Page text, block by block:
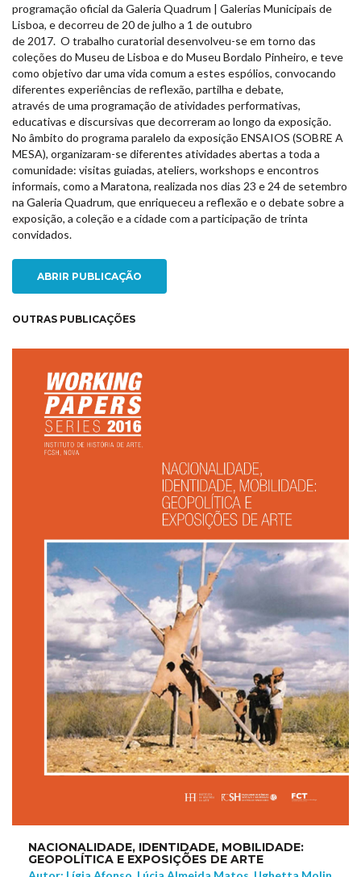
programação oficial da Galeria Quadrum | Galerias Municipais de
Lisboa, e decorreu de 20 de julho a 1 de outubro
de 2017. O trabalho curatorial desenvolveu-se em torno das
coleções do Museu de Lisboa e do Museu Bordalo Pinheiro, e teve
como objetivo dar uma vida comum a estes espólios, convocando
diferentes experiências de reflexão, partilha e debate,
através de uma programação de atividades performativas,
educativas e discursivas que decorreram ao longo da exposição.
No âmbito do programa paralelo da exposição ENSAIOS (SOBRE A
MESA), organizaram-se diferentes atividades abertas a toda a
comunidade: visitas guiadas, ateliers, workshops e encontros
informais, como a Maratona, realizada nos dias 23 e 24 de setembro
na Galeria Quadrum, que enriqueceu a reflexão e o debate sobre a
exposição, a coleção e a cidade com a participação de trinta
convidados.
ABRIR PUBLICAÇÃO
OUTRAS PUBLICAÇÕES
NACIONALIDADE, IDENTIDADE, MOBILIDADE:
GEOPOLÍTICA E EXPOSIÇÕES DE ARTE